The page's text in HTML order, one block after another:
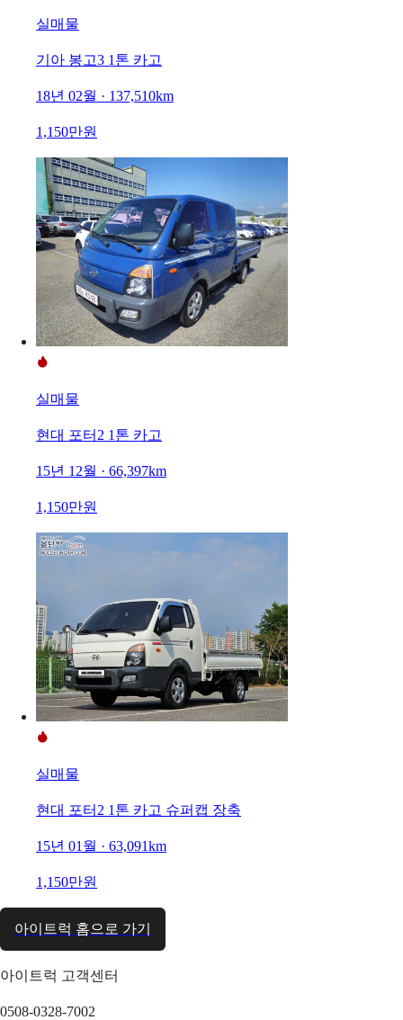
실매물
기아 봉고3 1톤 카고
18년 02월 · 137,510km
1,150만원
실매물
현대 포터2 1톤 카고
15년 12월 · 66,397km
1,150만원
실매물
현대 포터2 1톤 카고 슈퍼캡 장축
15년 01월 · 63,091km
1,150만원
아이트럭 홈으로 가기
아이트럭 고객센터
0508-0328-7002